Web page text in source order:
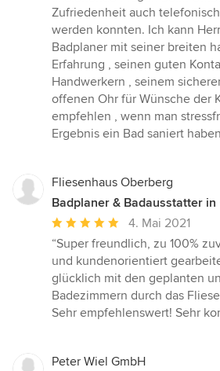
Zufriedenheit auch
werden konnten. Ich kann
Badplaner mit seiner breiten
Erfahrung , seinen guten
Handwerkern , seinem
offenen Ohr für Wünsche der
empfehlen , wenn man
Ergebnis ein Bad saniert
Fliesenhaus Oberberg
Badplaner & Badausstatter in
Durchschnittliche
Bewertung:
5
von
5
Sternen
4. Mai 2021
“Super freundlich, zu 100%
und kundenorientiert
glücklich mit den geplanten
Badezimmern durch das
Sehr empfehlenswert! Sehr
Peter Wiel GmbH